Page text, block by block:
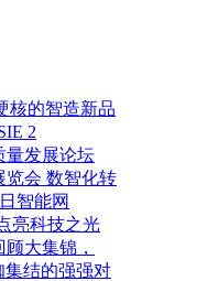
核的智造新品
2
量发展论坛
览会 数智化转
智能网
亮科技之光
大集锦，
集结的强强对